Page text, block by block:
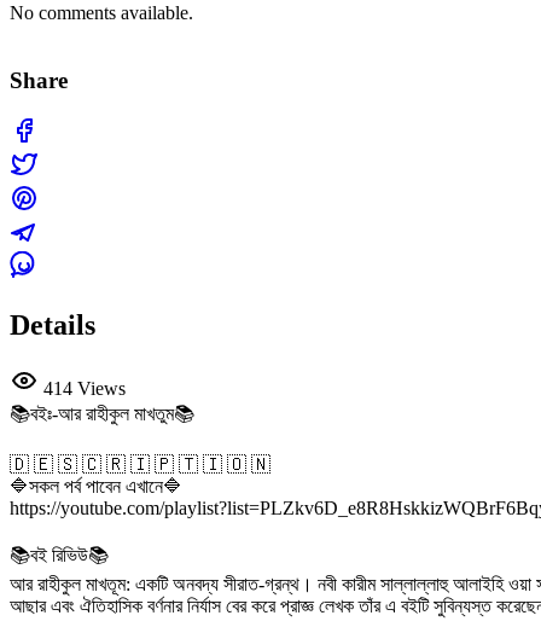
No comments available.
Share
Details
414 Views
📚বইঃ-আর রাহীকুল মাখতুম📚
🇩 🇪 🇸 🇨 🇷 🇮 🇵 🇹 🇮 🇴 🇳
🔷সকল পর্ব পাবেন এখানে🔷
https://youtube.com/
📚বই রিভিউ📚
আর রাহীকুল মাখতূম: একটি অনবদ্য সীরাত-গ্রন্থ। নবী কারীম সাল্লাল্লাহু আলাইহি ওয়া
আছার এবং ঐতিহাসিক বর্ণনার নির্যাস বের করে প্রাজ্ঞ লেখক তাঁর এ বইটি সুবিন্যস্ত